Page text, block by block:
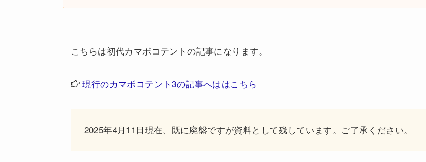
こちらは初代カマボコテントの記事になります。
現行のカマボコテント3の記事へははこちら
2025年4月11日現在、既に廃盤ですが資料として残しています。ご了承ください。